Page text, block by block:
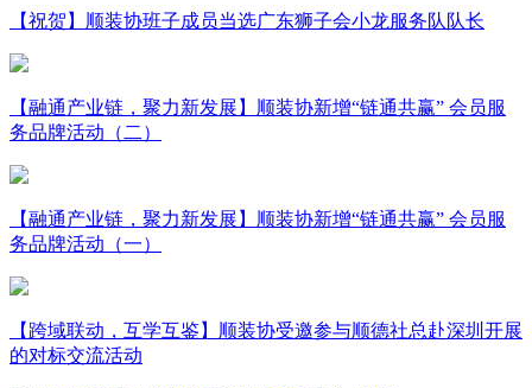
【祝贺】顺装协班子成员当选广东狮子会小龙服务队队长
【融通产业链，聚力新发展】顺装协新增“链通共赢” 会员服
务品牌活动（二）
【融通产业链，聚力新发展】顺装协新增“链通共赢” 会员服
务品牌活动（一）
【跨域联动，互学互鉴】顺装协受邀参与顺德社总赴深圳开展
的对标交流活动